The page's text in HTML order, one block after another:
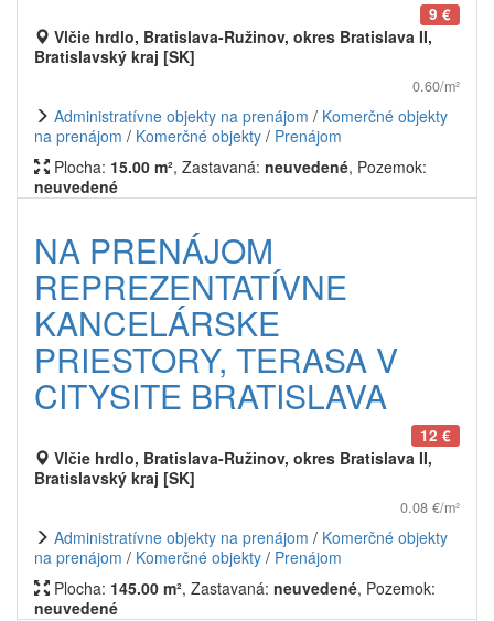
9 €
Vlčie hrdlo, Bratislava-Ružinov, okres Bratislava II,
Bratislavský kraj [SK]
0.60/m²
Administratívne objekty na prenájom / Komerčné objekty
na prenájom / Komerčné objekty / Prenájom
Plocha: 15.00 m², Zastavaná: neuvedené, Pozemok:
neuvedené
NA PRENÁJOM
REPREZENTATÍVNE
KANCELÁRSKE
PRIESTORY, TERASA V
CITYSITE BRATISLAVA
12 €
Vlčie hrdlo, Bratislava-Ružinov, okres Bratislava II,
Bratislavský kraj [SK]
0.08 €/m²
Administratívne objekty na prenájom / Komerčné objekty
na prenájom / Komerčné objekty / Prenájom
Plocha: 145.00 m², Zastavaná: neuvedené, Pozemok:
neuvedené